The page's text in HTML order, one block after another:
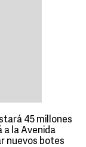
45 millones
a la Avenida
nuevos botes